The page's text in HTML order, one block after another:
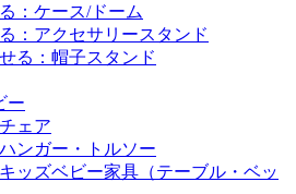
：ケース/ドーム
：アクセサリースタンド
る：帽子スタンド
ー
ェア
ンガー・トルソー
ッズベビー家具（テーブル・ベッ